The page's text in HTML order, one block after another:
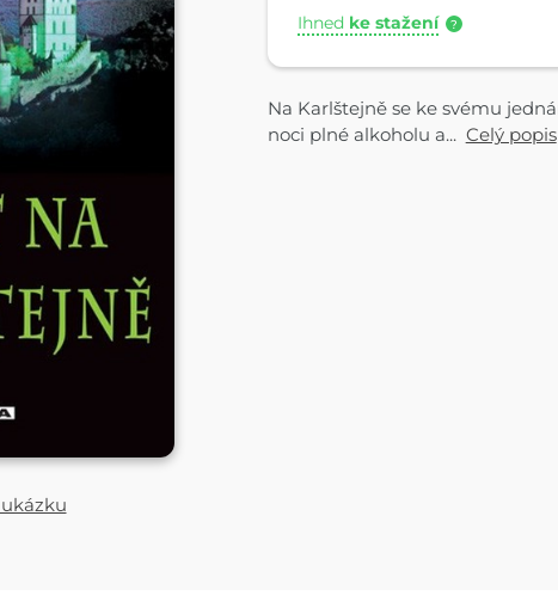
Ihned ke stažení ?
Na Karlštejně se ke svému
noci plné alkoholu a... Celý popis